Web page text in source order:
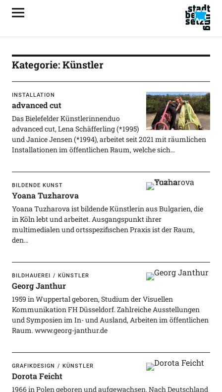
Kategorie:Künstler
INSTALLATION
advanced cut
Das Bielefelder Künstlerinnenduo
advanced cut, Lena Schäfferling (*1995)
und Janice Jensen (*1994), arbeitet seit 2021 mit räumlichen
Installationen im öffentlichen Raum, welche sich…
BILDENDE KUNST
Yoana Tuzharova
Yoana Tuzharova ist bildende Künstlerin aus Bulgarien, die
in Köln lebt und arbeitet. Ausgangspunkt ihrer
multimedialen und ortsspezifischen Praxis ist der Raum,
den…
BILDHAUEREI KÜNSTLER
Georg Janthur
1959 in Wuppertal geboren, Studium der Visuellen
Kommunikation FH Düsseldorf. Zahlreiche Ausstellungen
und Symposien im In- und Ausland, Arbeiten im öffentlichen
Raum. www.georg-janthur.de
GRAFIKDESIGN KÜNSTLER
Dorota Feicht
1966 in Polen geboren und aufgewachsen. Nach Deutschland